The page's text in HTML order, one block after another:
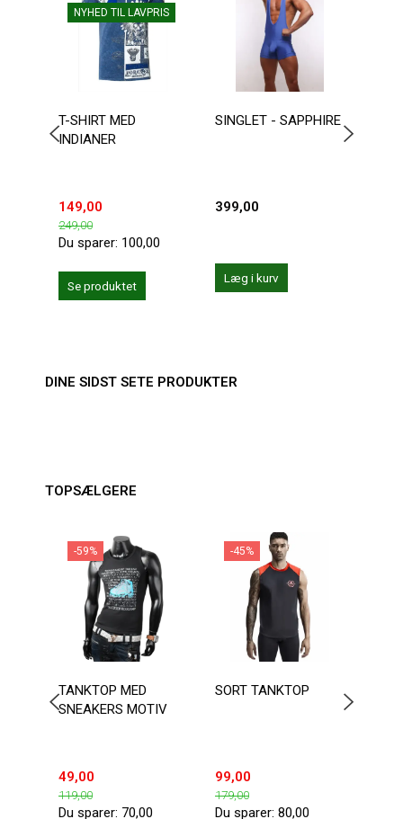
NYHED TIL LAVPRIS
T-SHIRT MED
INDIANER
149,00
249,00
Du sparer: 100,00
Se produktet
SINGLET - SAPPHIRE
399,00
Læg i kurv
DINE SIDST SETE PRODUKTER
TOPSÆLGERE
-59%
TANKTOP MED
SNEAKERS MOTIV
49,00
119,00
Du sparer: 70,00
-45%
SORT TANKTOP
99,00
179,00
Du sparer: 80,00